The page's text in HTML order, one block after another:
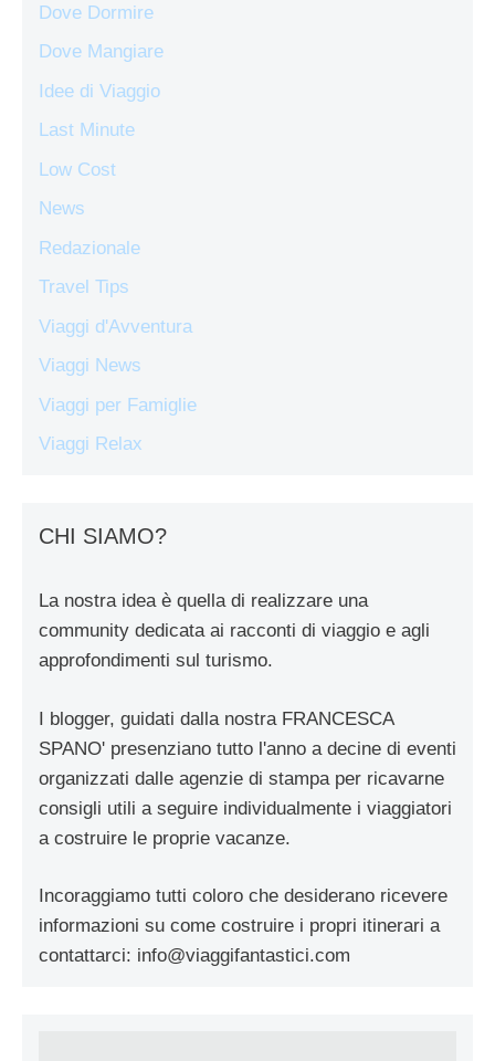
Dove Dormire
Dove Mangiare
Idee di Viaggio
Last Minute
Low Cost
News
Redazionale
Travel Tips
Viaggi d'Avventura
Viaggi News
Viaggi per Famiglie
Viaggi Relax
CHI SIAMO?
La nostra idea è quella di realizzare una
community dedicata ai racconti di viaggio e agli
approfondimenti sul turismo.
I blogger, guidati dalla nostra FRANCESCA
SPANO' presenziano tutto l'anno a decine di eventi
organizzati dalle agenzie di stampa per ricavarne
consigli utili a seguire individualmente i viaggiatori
a costruire le proprie vacanze.
Incoraggiamo tutti coloro che desiderano ricevere
informazioni su come costruire i propri itinerari a
contattarci: info@viaggifantastici.com